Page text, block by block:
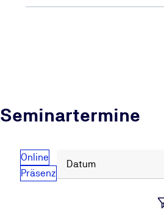
Seminartermine
Online
Präsenz
Datum